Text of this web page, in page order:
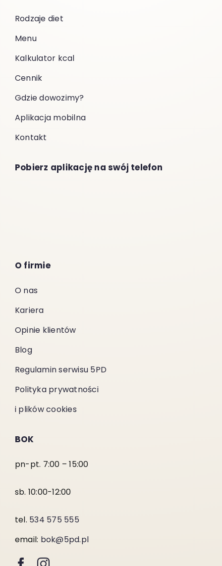
Rodzaje diet
Menu
Kalkulator kcal
Cennik
Gdzie dowozimy?
Aplikacja mobilna
Kontakt
Pobierz aplikację na swój telefon
O firmie
O nas
Kariera
Opinie klientów
Blog
Regulamin serwisu 5PD
Polityka prywatności
i plików cookies
BOK
pn-pt. 7:00 – 15:00
sb. 10:00-12:00
tel. 534 575 555
email: bok@5pd.pl